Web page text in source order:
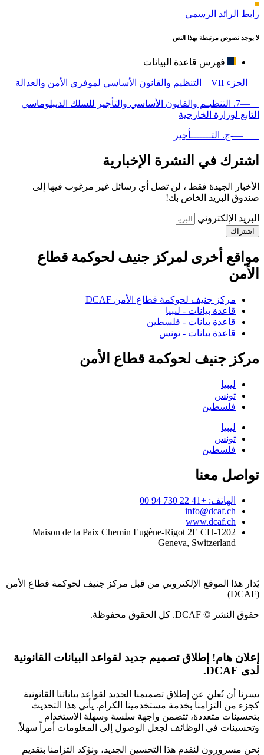
رابط الرائد الرسمي
لا يوجد نصوص مرتبطة بهذا النص
فهرس قاعدة البيانات
–الجزء VII – التنظيم والقانون الأساسي لموفري الأمن والعدالة
—7. التنظيـم والقانون الأساسي والتأجير للسلك الديبلوماسي
التابع لوزارة الخارجية
—-ج. التـــــــأجير
اشترك في النشرة الإخبارية
الأخبار الجيدة فقط ، لن تصل أي رسائل غير مرغوب فيها إلى
صندوق البريد الخاص بك!
البريد الإلكتروني
اشتراك
مواقع أخرى لمركز جنيف لحوكمة قطاع
الأمن
مركز جنيف لحوكمة قطاع الأمن DCAF
قاعدة بيانات - ليبيا
قاعدة بيانات - فلسطين
قاعدة بيانات - تونس
مركز جنيف لحوكمة قطاع الأمن
ليبيا
تونس
فلسطين
ليبيا
تونس
فلسطين
تواصل معنا
الهاتف: +41 22 730 94 00
info@dcaf.ch
www.dcaf.ch
Maison de la Paix Chemin Eugène-Rigot 2E CH-1202
Geneva, Switzerland
يُدار هذا الموقع الإلكتروني من قبل مركز جنيف لحوكمة قطاع الأمن
(DCAF)
حقوق النشر © DCAF. كل الحقوق محفوظة.
إعلان هام! إطلاق تصميم جديد لقواعد البيانات القانونية
لدى DCAF.
يسرنا أن نُعلن عن إطلاق تصميمنا الجديد لقواعد بياناتنا القانونية
كجزء من التزامنا بخدمة مستخدمينا الكرام. يأتي هذا التحديث
بتحسينات متعددة، تتضمن واجهة سلسة وسهلة الاستخدام
وتحسينات في الوظائف لجعل الوصول إلى المعلومات أمراً سهلاً.
نحن مسرورون لنقدم هذا التحسين الجديد، ونؤكد التزامنا بتقديم